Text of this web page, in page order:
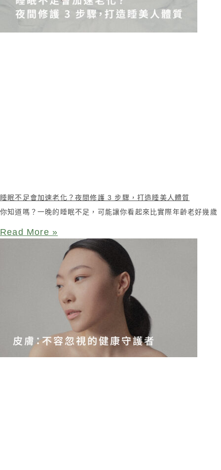
睡眠不足會加速老化？夜間修護 3 步驟，打造睡美人體質
你知道嗎？一晚的睡眠不足，可能讓你看起來比實際年齡老好幾歲
Read More »